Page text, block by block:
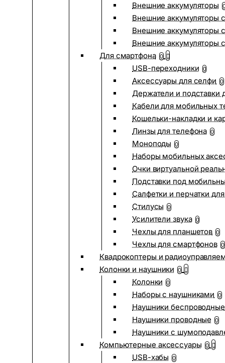
Внешние аккумуляторы
Внешние аккумуляторы
Внешние аккумуляторы
Внешние аккумуляторы
Для смартфона 0
USB-переходники 0
Аксессуары для селфи 0
Держатели и подставки
Кабели для мобильных
Кошельки-накладки и
Линзы для телефона 0
Моноподы 0
Наборы мобильных
Очки виртуальной
Подставки под
Салфетки и перчатки
Стилусы 0
Усилители звука 0
Чехлы для планшетов 0
Чехлы для смартфонов 0
Квадрокоптеры и
Колонки и наушники 0
Колонки 0
Наборы с наушниками 0
Наушники беспроводные
Наушники проводные 0
Наушники с
Компьютерные аксессуары 0
USB-хабы 0